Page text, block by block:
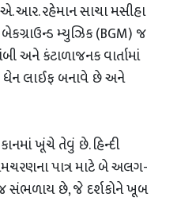
આર. રહેમાન સાચા મસીહા
મ્યુઝિક (BGM) જ
અને કંટાળાજનક વાર્તામાં
ધેન લાઈફ બનાવે છે અને
ખૂંચે તેવું છે. હિન્દી
પાત્ર માટે બે અલગ-
સંભળાય છે, જે દર્શકોને ખૂબ